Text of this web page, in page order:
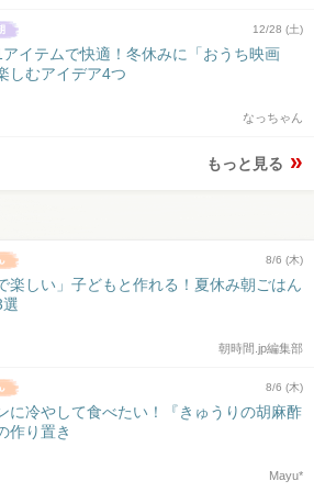
12/28 (土)
アイテムで快適！冬休みに「おうち映画
しむアイデア4つ
なっちゃん
もっと見る
8/6 (木)
楽しい」子どもと作れる！夏休み朝ごはん
選
朝時間.jp編集部
8/6 (木)
に冷やして食べたい！『きゅうりの胡麻酢
作り置き
Mayu*